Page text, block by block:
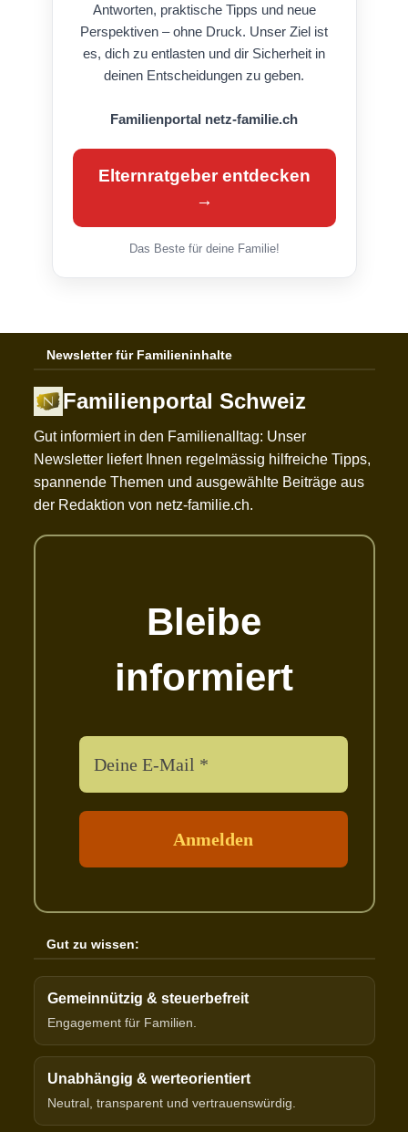
Antworten, praktische Tipps und neue
Perspektiven – ohne Druck. Unser Ziel ist
es, dich zu entlasten und dir Sicherheit in
deinen Entscheidungen zu geben.
Familienportal netz-familie.ch
Elternratgeber entdecken
→
Das Beste für deine Familie!
Newsletter für Familieninhalte
Familienportal Schweiz
Gut informiert in den Familienalltag: Unser
Newsletter liefert Ihnen regelmässig hilfreiche Tipps,
spannende Themen und ausgewählte Beiträge aus
der Redaktion von netz-familie.ch.
Bleibe
informiert
Gut zu wissen:
Gemeinnützig & steuerbefreit
Engagement für Familien.
Unabhängig & werteorientiert
Neutral, transparent und vertrauenswürdig.